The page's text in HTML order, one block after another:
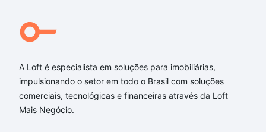
MG ideal para você na Loft.
Qual o preço de Apartamentos com 4 suites à
Aqui na Loft temos a oferta ideal para você, com
Apartamentos com 4 suites à venda em Carlos
Prates, Belo Horizonte, MG que custam a partir de
A Loft é especialista em soluções para imobiliárias,
impulsionando o setor em todo o Brasil com soluções
comerciais, tecnológicas e financeiras através da Loft
Mais Negócio.